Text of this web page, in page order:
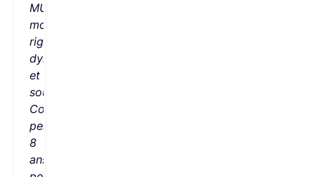
MUC,
motivée,
rigoureuse,
dynamique
et
souriante.
Commerciale
pendant
8
ans